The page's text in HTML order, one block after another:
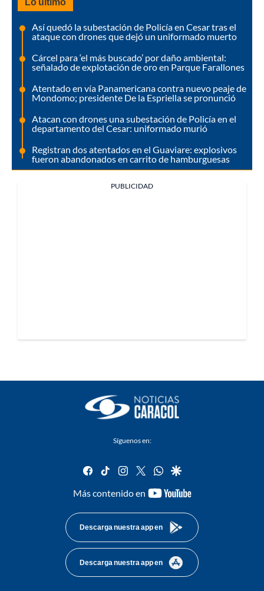
Así quedó la subestación de Policía en Cesar tras el
ataque con drones que dejó un uniformado muerto
Cárcel para ‘el más buscado’ por daño ambiental:
señalado de explotación de oro en Parque Farallones
Atentado en vía Panamericana contra nuevo peaje de
Mondomo; presidente De la Espriella se pronunció
Atacan con drones una subestación de Policía en el
departamento del Cesar: uniformado murió
Registran dos atentados en el Guaviare: explosivos
fueron abandonados en carrito de hamburguesas
PUBLICIDAD
Síguenos en:
facebook
tiktok instagram
twitterwhatsapp
google
Más contenido en
youtube-
Descarga nuestra app en
Descarga nuestra app en